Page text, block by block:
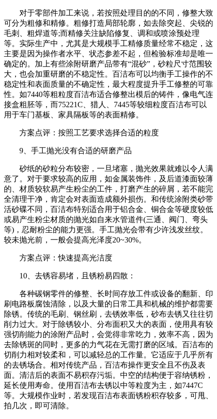
对于零部件加工来说，若按照处理目的的不同，修整大致
可分为粗修和精修。粗修打造局部轮廓，如去除突起、尖锐的
毛刺、粗焊道等;而精修关注缺陷修复、调和或喷涂预处理
等。实际生产中，尤其是大规模手工精修质量经常不稳定，这
主要是因为操作者水平、状态参差不起，但检验标准却是唯一
确定的。加上有些涂附研磨产品带有“混砂”，砂粒尺寸范围较
大，也会加重研磨的不稳定性。百洁布可以均衡手工操作的不
稳定性和表面质量的不确定性，最大程度提升手工修整的可靠
性。如7440等粗粒度百洁布适合修整出模后的铸件，像电气连
接盒粗胚等，而75221C、猎人、7445等较细粒度百洁布可以
用于车门基板、家具隔板等的表面精修。
方案点评：按照工艺要求选择合适的粒度
9、手工抛光没有合适的研磨产品
砂纸的砂粒分布较密，一旦堵塞，抛光效果就难以令人满
意了。对于要求较高的应用，如金属装饰件，及后道漆面较薄
的、材质较软易产生粉尘的工件，打磨产生的碎屑，若不能完
全清理干净，肯定会对表面造成额外损伤。和传统涂附类砂带
活砂碟不同，百洁布特别适合用于铝合金、铜合金等硬度较低
或易产生粉尘材质的抛光如自来水管道件(三通、阀门、弯头
等)，忍耐粉尘的能力更强。手工抛光会带有少许浅发丝纹。
较未抛光前，一般会提高光泽度20~30%。
方案点评：快速提高光洁度
10、去锈容易堵，且锈粉易四散：
各种碳钢零件的修整、长时间存放工件或设备的翻新、印
刷电路板腐蚀清除，以及大量的日常工具和机械的维护都需要
除锈。传统的毛刷、钢丝刷，去锈效率低，砂布去锈又往往切
削力过大。对于除锈较小、分布面积又大的表面，使用具有较
强切削能力的涂附产品时，会觉得非常吃力，效率不高，因为
去除锈斑的同时，更多的力气花在无需打磨的区域。百洁布的
切削力相对较柔和，可以减轻总的工作量。它适应于几乎所有
的去锈场合。相对传统产品，百洁布操作更安全且不伤及表
面。清洁后的表面不易积存污垢。中空的结构便于容纳锈粉，
延长使用寿命。使用百洁布去锈以中等粒度为主，如7447C
等。大规模作业时，若发现百洁布表面锈粉积存较多，可甩、
拍几次，即可清除。